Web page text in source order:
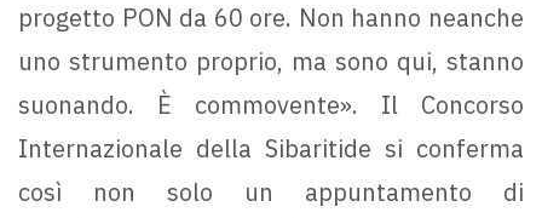
progetto PON da 60 ore. Non hanno neanche
uno strumento proprio, ma sono qui, stanno
suonando. È commovente». Il Concorso
Internazionale della Sibaritide si conferma
così non solo un appuntamento di